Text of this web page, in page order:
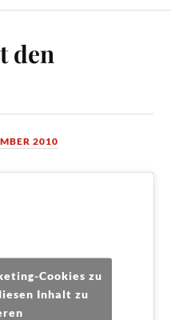
den
2010
Cookies zu
Inhalt zu